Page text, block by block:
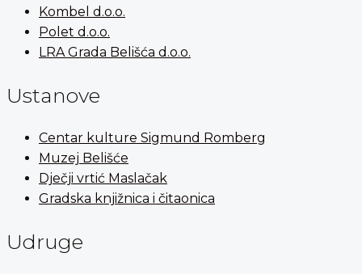
Kombel d.o.o.
Polet d.o.o.
LRA Grada Belišća d.o.o.
Ustanove
Centar kulture Sigmund Romberg
Muzej Belišće
Dječji vrtić Maslačak
Gradska knjižnica i čitaonica
Udruge